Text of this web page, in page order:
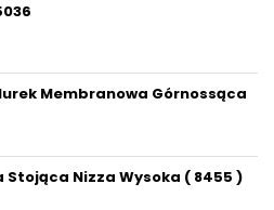
Membranowa Górnossąca
Stojąca Nizza Wysoka ( 8455 )